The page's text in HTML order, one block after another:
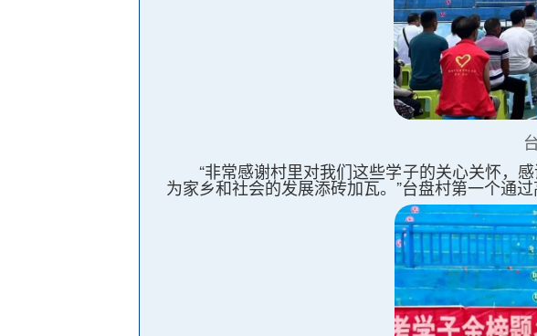
“非常感谢村里对我们这些学子的关心关怀，
为家乡和社会的发展添砖加瓦。”台盘村第一个通